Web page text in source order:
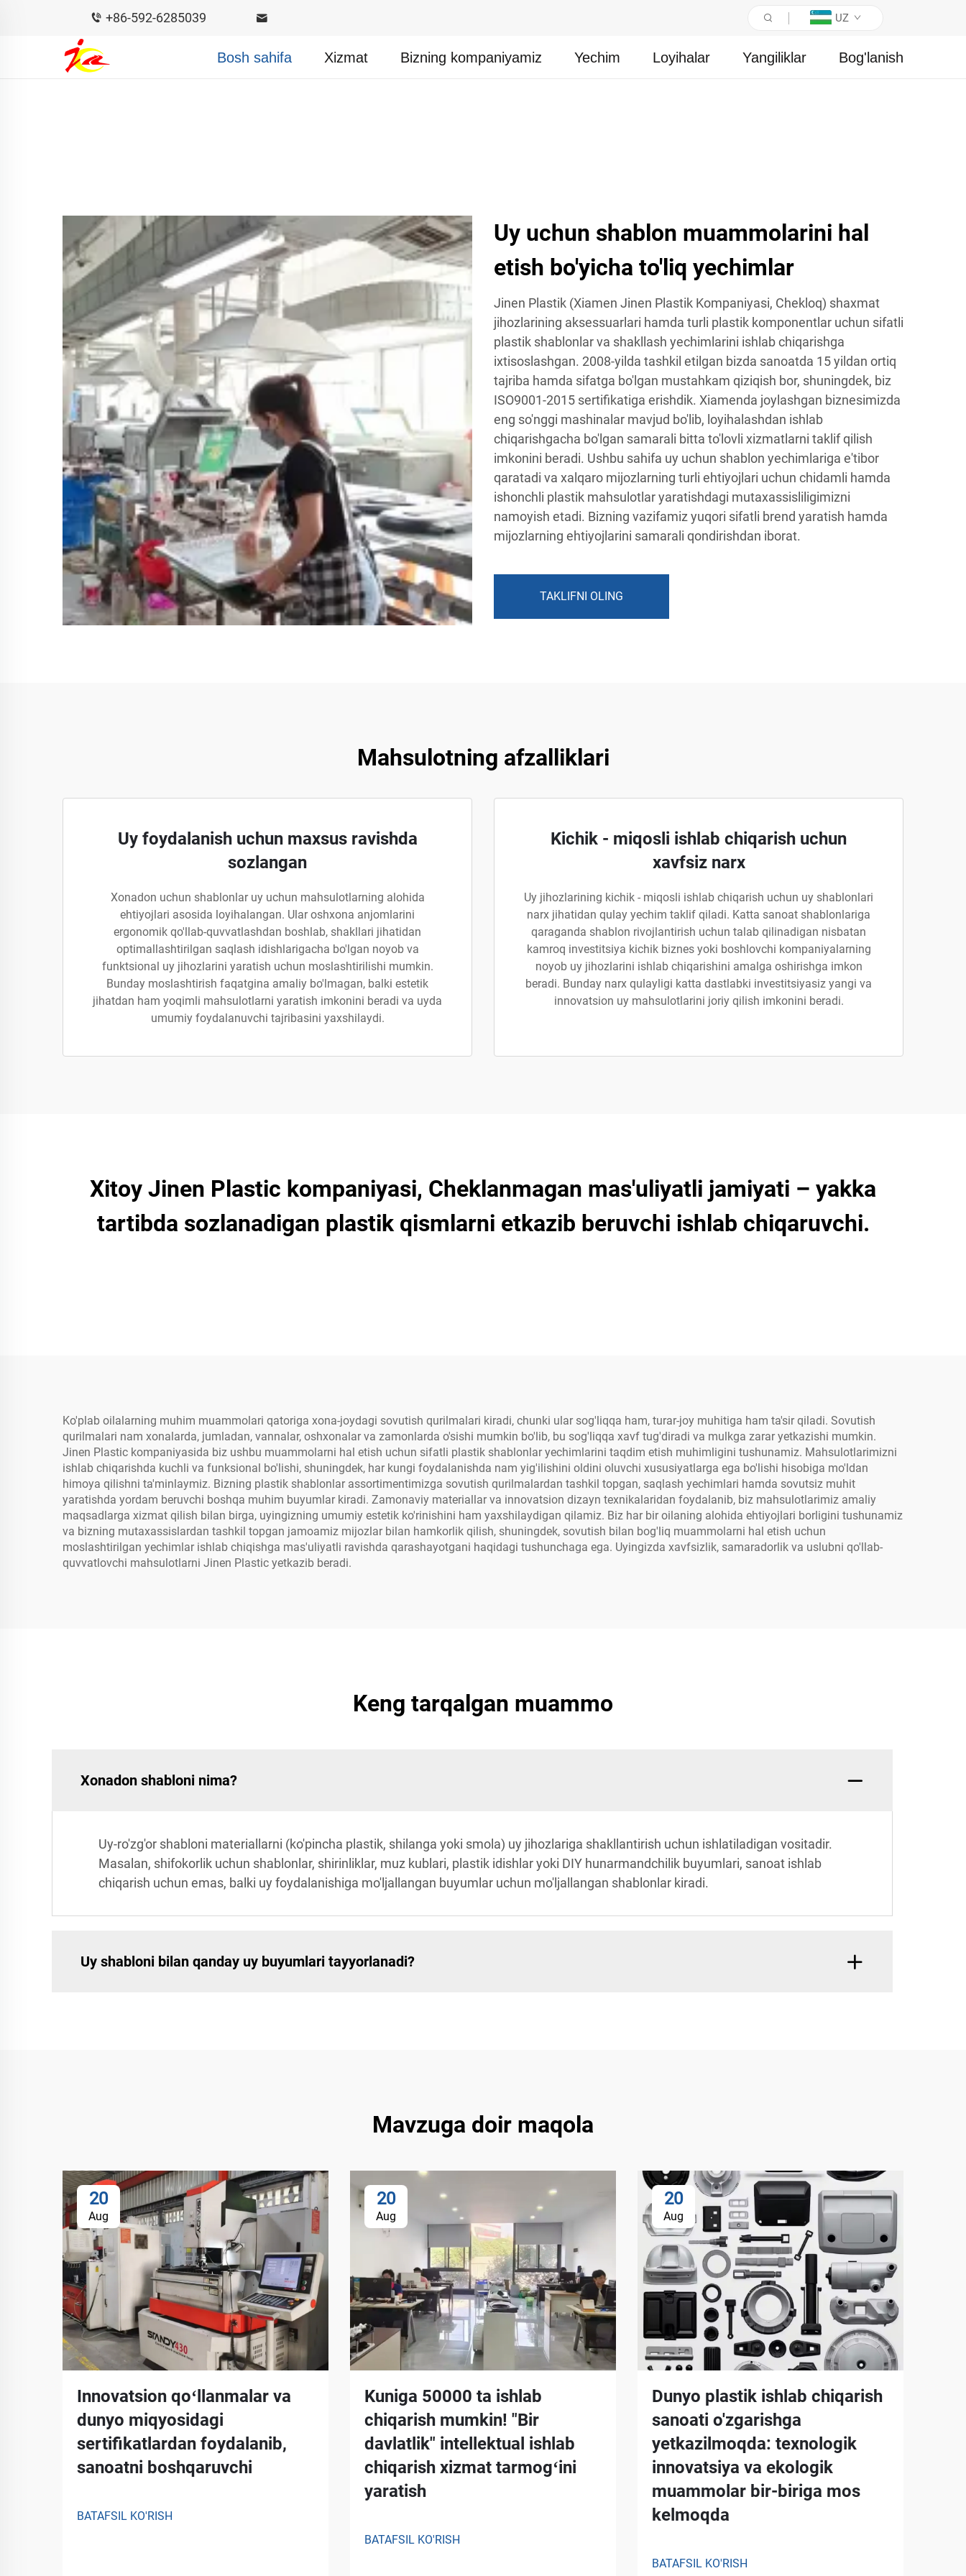
+86-592-6285039 UZ
Bosh sahifa Xizmat Bizning kompaniyamiz Yechim Loyihalar Yangiliklar Bog'lanish
Uy uchun shablon muammolarini hal
etish bo'yicha to'liq yechimlar
Jinen Plastik (Xiamen Jinen Plastik Kompaniyasi, Chekloq) shaxmat
jihozlarining aksessuarlari hamda turli plastik komponentlar uchun sifatli
plastik shablonlar va shakllash yechimlarini ishlab chiqarishga
ixtisoslashgan. 2008-yilda tashkil etilgan bizda sanoatda 15 yildan ortiq
tajriba hamda sifatga bo'lgan mustahkam qiziqish bor, shuningdek, biz
ISO9001-2015 sertifikatiga erishdik. Xiamenda joylashgan biznesimizda
eng so'nggi mashinalar mavjud bo'lib, loyihalashdan ishlab
chiqarishgacha bo'lgan samarali bitta to'lovli xizmatlarni taklif qilish
imkonini beradi. Ushbu sahifa uy uchun shablon yechimlariga e'tibor
qaratadi va xalqaro mijozlarning turli ehtiyojlari uchun chidamli hamda
ishonchli plastik mahsulotlar yaratishdagi mutaxassisliligimizni
namoyish etadi. Bizning vazifamiz yuqori sifatli brend yaratish hamda
mijozlarning ehtiyojlarini samarali qondirishdan iborat.
TAKLIFNI OLING
Mahsulotning afzalliklari
Uy foydalanish uchun maxsus ravishda
sozlangan
Xonadon uchun shablonlar uy uchun mahsulotlarning alohida
ehtiyojlari asosida loyihalangan. Ular oshxona anjomlarini
ergonomik qo'llab-quvvatlashdan boshlab, shakllari jihatidan
optimallashtirilgan saqlash idishlarigacha bo'lgan noyob va
funktsional uy jihozlarini yaratish uchun moslashtirilishi mumkin.
Bunday moslashtirish faqatgina amaliy bo'lmagan, balki estetik
jihatdan ham yoqimli mahsulotlarni yaratish imkonini beradi va uyda
umumiy foydalanuvchi tajribasini yaxshilaydi.
Kichik - miqosli ishlab chiqarish uchun
xavfsiz narx
Uy jihozlarining kichik - miqosli ishlab chiqarish uchun uy shablonlari
narx jihatidan qulay yechim taklif qiladi. Katta sanoat shablonlariga
qaraganda shablon rivojlantirish uchun talab qilinadigan nisbatan
kamroq investitsiya kichik biznes yoki boshlovchi kompaniyalarning
noyob uy jihozlarini ishlab chiqarishini amalga oshirishga imkon
beradi. Bunday narx qulayligi katta dastlabki investitsiyasiz yangi va
innovatsion uy mahsulotlarini joriy qilish imkonini beradi.
Xitoy Jinen Plastic kompaniyasi, Cheklanmagan mas'uliyatli jamiyati – yakka
tartibda sozlanadigan plastik qismlarni etkazib beruvchi ishlab chiqaruvchi.
Ko'plab oilalarning muhim muammolari qatoriga xona-joydagi sovutish qurilmalari kiradi, chunki ular sog'liqqa ham, turar-joy muhitiga ham ta'sir qiladi. Sovutish
qurilmalari nam xonalarda, jumladan, vannalar, oshxonalar va zamonlarda o'sishi mumkin bo'lib, bu sog'liqqa xavf tug'diradi va mulkga zarar yetkazishi mumkin.
Jinen Plastic kompaniyasida biz ushbu muammolarni hal etish uchun sifatli plastik shablonlar yechimlarini taqdim etish muhimligini tushunamiz. Mahsulotlarimizni
ishlab chiqarishda kuchli va funksional bo'lishi, shuningdek, har kungi foydalanishda nam yig'ilishini oldini oluvchi xususiyatlarga ega bo'lishi hisobiga mo'ldan
himoya qilishni ta'minlaymiz. Bizning plastik shablonlar assortimentimizga sovutish qurilmalardan tashkil topgan, saqlash yechimlari hamda sovutsiz muhit
yaratishda yordam beruvchi boshqa muhim buyumlar kiradi. Zamonaviy materiallar va innovatsion dizayn texnikalaridan foydalanib, biz mahsulotlarimiz amaliy
maqsadlarga xizmat qilish bilan birga, uyingizning umumiy estetik ko'rinishini ham yaxshilaydigan qilamiz. Biz har bir oilaning alohida ehtiyojlari borligini tushunamiz
va bizning mutaxassislardan tashkil topgan jamoamiz mijozlar bilan hamkorlik qilish, shuningdek, sovutish bilan bog'liq muammolarni hal etish uchun
moslashtirilgan yechimlar ishlab chiqishga mas'uliyatli ravishda qarashayotgani haqidagi tushunchaga ega. Uyingizda xavfsizlik, samaradorlik va uslubni qo'llab-
quvvatlovchi mahsulotlarni Jinen Plastic yetkazib beradi.
Keng tarqalgan muammo
Xonadon shabloni nima?
Uy-ro'zg'or shabloni materiallarni (ko'pincha plastik, shilanga yoki smola) uy jihozlariga shakllantirish uchun ishlatiladigan vositadir.
Masalan, shifokorlik uchun shablonlar, shirinliklar, muz kublari, plastik idishlar yoki DIY hunarmandchilik buyumlari, sanoat ishlab
chiqarish uchun emas, balki uy foydalanishiga mo'ljallangan buyumlar uchun mo'ljallangan shablonlar kiradi.
Uy shabloni bilan qanday uy buyumlari tayyorlanadi?
Mavzuga doir maqola
20
Aug
Innovatsion qoʻllanmalar va
dunyo miqyosidagi
sertifikatlardan foydalanib,
sanoatni boshqaruvchi
BATAFSIL KO'RISH
20
Aug
Kuniga 50000 ta ishlab
chiqarish mumkin! "Bir
davlatlik" intellektual ishlab
chiqarish xizmat tarmogʻini
yaratish
BATAFSIL KO'RISH
20
Aug
Dunyo plastik ishlab chiqarish
sanoati o'zgarishga
yetkazilmoqda: texnologik
innovatsiya va ekologik
muammolar bir-biriga mos
kelmoqda
BATAFSIL KO'RISH